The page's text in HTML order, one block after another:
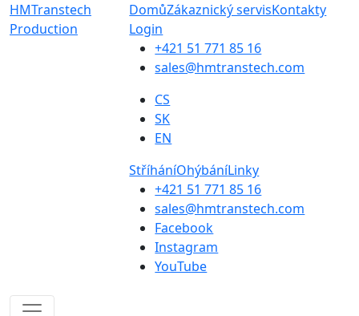
HMTranstech
Production
DomůZákaznický servisKontakty
Login
+421 51 771 85 16
sales@hmtranstech.com
CS
SK
EN
StříháníOhýbáníLinky
+421 51 771 85 16
sales@hmtranstech.com
Facebook
Instagram
YouTube